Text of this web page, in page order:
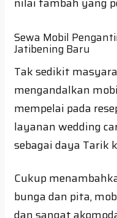
Sewa Mobil
Jatibening Baru
Tak sedikit
mengandalkan
mempelai pada
layanan wedding
sebagai daya Tarik
Cukup
bunga dan pita,